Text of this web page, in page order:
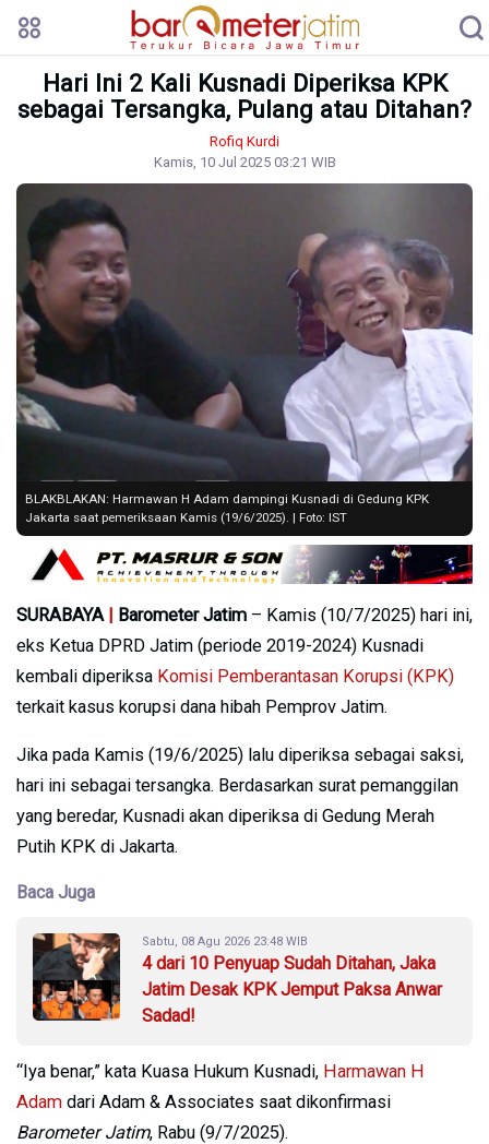
Hari Ini 2 Kali Kusnadi Diperiksa KPK
sebagai Tersangka, Pulang atau Ditahan?
Rofiq Kurdi
Kamis, 10 Jul 2025 03:21 WIB
BLAKBLAKAN: Harmawan H Adam dampingi Kusnadi di Gedung KPK
Jakarta saat pemeriksaan Kamis (19/6/2025). | Foto: IST
SURABAYA | Barometer Jatim – Kamis (10/7/2025) hari ini,
eks Ketua DPRD Jatim (periode 2019-2024) Kusnadi
kembali diperiksa Komisi Pemberantasan Korupsi (KPK)
terkait kasus korupsi dana hibah Pemprov Jatim.
Jika pada Kamis (19/6/2025) lalu diperiksa sebagai saksi,
hari ini sebagai tersangka. Berdasarkan surat pemanggilan
yang beredar, Kusnadi akan diperiksa di Gedung Merah
Putih KPK di Jakarta.
Baca Juga
Sabtu, 08 Agu 2026 23:48 WIB
4 dari 10 Penyuap Sudah Ditahan, Jaka
Jatim Desak KPK Jemput Paksa Anwar
Sadad!
“Iya benar,” kata Kuasa Hukum Kusnadi, Harmawan H
Adam dari Adam & Associates saat dikonfirmasi
Barometer Jatim, Rabu (9/7/2025).